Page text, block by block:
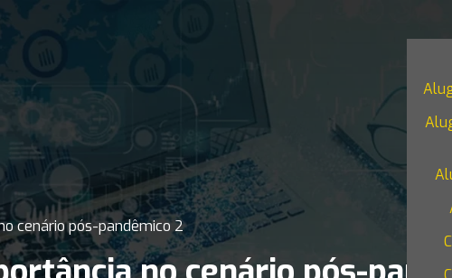
cenário pós-pandêmico 2